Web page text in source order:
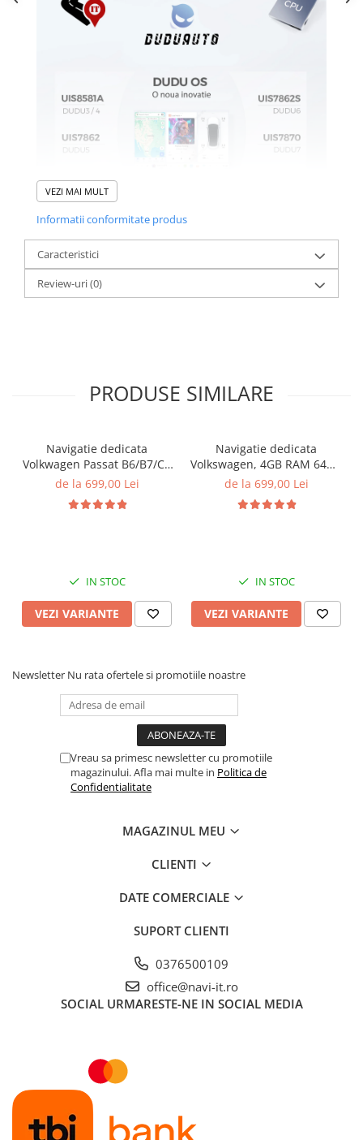
VEZI MAI MULT
Informatii conformitate produs
Caracteristici
Review-uri(0)
PRODUSE SIMILARE
Navigatie dedicata
Volkwagen Passat B6/B7/CC
Gri, 4GB RAM 64GB ROM,
Display QLED 10", DSP,
de la 699,00 Lei
IN STOC
VEZI VARIANTE
Navigatie dedicata
Volkswagen, 4GB RAM 64GB
ROM, Quadcore, Android
Carplay&Android Auto,
de la 699,00 Lei
IN STOC
VEZI VARIANTE
Newsletter Nu rata ofertele si promotiile noastre
Vreau sa primesc newsletter cu promotiile
magazinului. Afla mai multe in Politica de
Confidentialitate
MAGAZINUL MEU
CLIENTI
DATE COMERCIALE
SUPORT CLIENTI
0376500109
office@navi-it.ro
SOCIAL URMARESTE-NE IN SOCIAL MEDIA